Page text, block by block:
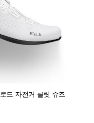
드 자전거 클릿 슈즈